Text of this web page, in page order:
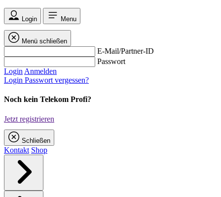
Login Menu
Menü schließen
E-Mail/Partner-ID
Passwort
Login Anmelden
Login Passwort vergessen?
Noch kein Telekom Profi?
Jetzt registrieren
Schließen
Kontakt Shop